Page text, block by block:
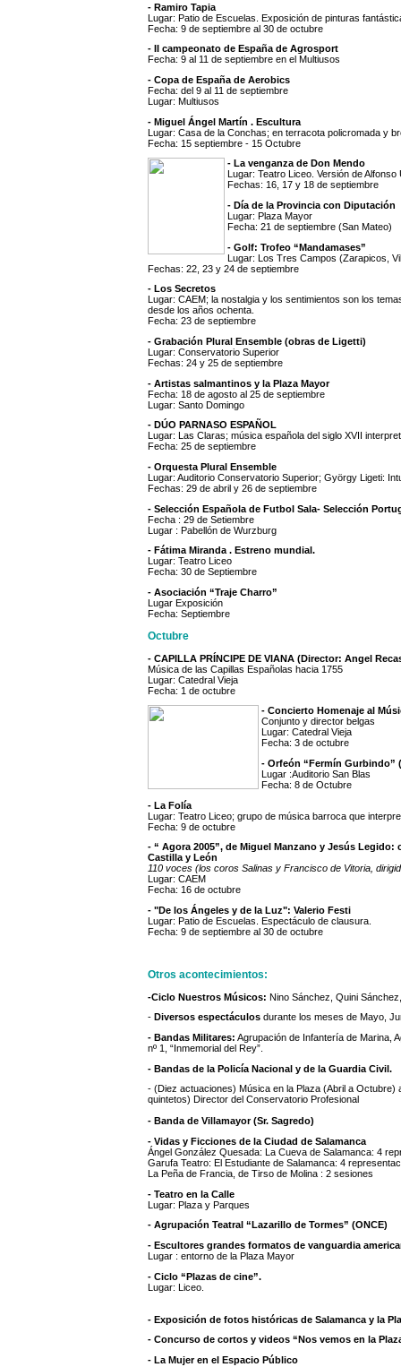
- Ramiro Tapia
Lugar: Patio de Escuelas. Exposición de pinturas
Fecha: 9 de septiembre al 30 de octubre
- II campeonato de España de Agrosport
Fecha: 9 al 11 de septiembre en el Multiusos
- Copa de España de Aerobics
Fecha: del 9 al 11 de septiembre
Lugar: Multiusos
- Miguel Ángel Martín . Escultura
Lugar: Casa de la Conchas; en terracota policromada y
Fecha: 15 septiembre - 15 Octubre
- La venganza de Don Mendo
Lugar: Teatro Liceo. Versión de
Fechas: 16, 17 y 18 de septiembre
- Día de la Provincia con Diputación
Lugar: Plaza Mayor
Fecha: 21 de septiembre (San Mateo)
- Golf: Trofeo “Mandamases”
Lugar: Los Tres Campos (Zarapicos,
Fechas: 22, 23 y 24 de septiembre
- Los Secretos
Lugar: CAEM; la nostalgia y los sentimientos son los
desde los años ochenta.
Fecha: 23 de septiembre
- Grabación Plural Ensemble (obras de Ligetti)
Lugar: Conservatorio Superior
Fechas: 24 y 25 de septiembre
- Artistas salmantinos y la Plaza Mayor
Fecha: 18 de agosto al 25 de septiembre
Lugar: Santo Domingo
- DÚO PARNASO ESPAÑOL
Lugar: Las Claras; música española del siglo XVII
Fecha: 25 de septiembre
- Orquesta Plural Ensemble
Lugar: Auditorio Conservatorio Superior; György Ligeti:
Fechas: 29 de abril y 26 de septiembre
- Selección Española de Futbol Sala- Selección
Fecha : 29 de Setiembre
Lugar : Pabellón de Wurzburg
- Fátima Miranda . Estreno mundial.
Lugar: Teatro Liceo
Fecha: 30 de Septiembre
- Asociación “Traje Charro”
Lugar Exposición
Fecha: Septiembre
Octubre
- CAPILLA PRÍNCIPE DE VIANA (Director: Angel
Música de las Capillas Españolas hacia 1755
Lugar: Catedral Vieja
Fecha: 1 de octubre
- Concierto Homenaje al
Conjunto y director belgas
Lugar: Catedral Vieja
Fecha: 3 de octubre
- Orfeón “Fermín Gurbindo”
Lugar :Auditorio San Blas
Fecha: 8 de Octubre
- La Folía
Lugar: Teatro Liceo; grupo de música barroca que
Fecha: 9 de octubre
- “ Agora 2005”, de Miguel Manzano y Jesús
Castilla y León
110 voces (los coros Salinas y Francisco de Vitoria,
Lugar: CAEM
Fecha: 16 de octubre
- "De los Ángeles y de la Luz": Valerio Festi
Lugar: Patio de Escuelas. Espectáculo de clausura.
Fecha: 9 de septiembre al 30 de octubre
Otros acontecimientos:
-Ciclo Nuestros Músicos: Nino Sánchez, Quini
- Diversos espectáculos durante los meses de Mayo,
- Bandas Militares: Agrupación de Infantería de Marina,
nº 1, “Inmemorial del Rey”.
- Bandas de la Policía Nacional y de la Guardia Civil.
- (Diez actuaciones) Música en la Plaza (Abril a
quintetos) Director del Conservatorio Profesional
- Banda de Villamayor (Sr. Sagredo)
- Vidas y Ficciones de la Ciudad de Salamanca
Ángel González Quesada: La Cueva de Salamanca: 4
Garufa Teatro: El Estudiante de Salamanca: 4
La Peña de Francia, de Tirso de Molina : 2 sesiones
- Teatro en la Calle
Lugar: Plaza y Parques
- Agrupación Teatral “Lazarillo de Tormes” (ONCE)
- Escultores grandes formatos de vanguardia
Lugar : entorno de la Plaza Mayor
- Ciclo “Plazas de cine”.
Lugar: Liceo.
- Exposición de fotos históricas de Salamanca y la
- Concurso de cortos y videos “Nos vemos en la
- La Mujer en el Espacio Público